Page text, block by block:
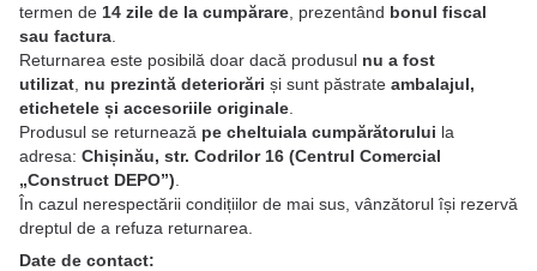
termen de 14 zile de la cumpărare , prezentând bonul fiscal
sau factura
Returnarea este posibilă doar dacă produsul nu a fost
utilizat nu prezintă deteriorări și sunt păstrate ambalajul,
etichetele și accesoriile originale
Produsul se returnează pe cheltuiala cumpărătorului la
adresa: Chișinău, str. Codrilor 16 (Centrul Comercial
„Construct DEPO”)
În cazul nerespectării condițiilor de mai sus, vânzătorul își rezervă
dreptul de a refuza returnarea.
Date de contact: